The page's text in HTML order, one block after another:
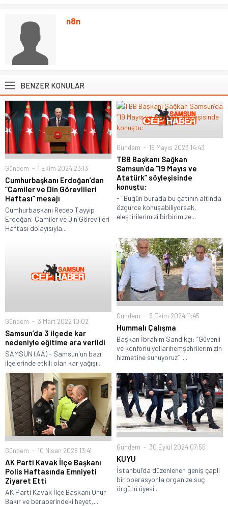
n8n
BENZER KONULAR
Gündem 1 Ekim 2024 23:13
Cumhurbaşkanı Erdoğan’dan
“Camiler ve Din Görevlileri
Haftası” mesajı
Cumhurbaşkanı Recep Tayyip
Erdoğan, Camiler ve Din Görevlileri
Haftası dolayısıyla...
Gündem 19 Mayıs 2023 14:43
TBB Başkanı Sağkan
Samsun’da “19 Mayıs ve
Atatürk” söyleşisinde
konuştu:
- "Bugün burada bu çatının altında
özgürce konuşabiliyorsak,
eleştirilerimizi birbirimize...
Gündem 3 Mart 2022 10:02
Samsun’da 3 ilçede kar
nedeniyle eğitime ara verildi
SAMSUN (AA) - Samsun'un bazı
ilçelerinde etkili olan kar yağışı...
Gündem 9 Ekim 2024 11:45
Hummalı Çalışma
Başkan İbrahim Sandıkçı: “Güvenli
ve konforlu yollarıhemşehrilerimizin
hizmetine sunuyoruz” ...
Gündem 10 Nisan 2026 13:41
AK Parti Kavak İlçe Başkanı
Polis Haftasında Emniyeti
Ziyaret Etti
AK Parti Kavak İlçe Başkanı Onur
Bakır ve beraberindeki heyet,...
Gündem 30 Eylül 2024 07:55
KUYU
İstanbul’da düzenlenen geniş çaplı
bir operasyonla organize suç
örgütü üyesi...